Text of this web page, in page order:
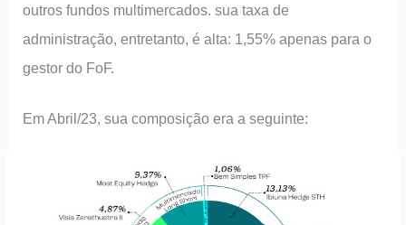
outros fundos multimercados. sua taxa de
administração, entretanto, é alta: 1,55% apenas para o
gestor do FoF.
Em Abril/23, sua composição era a seguinte: